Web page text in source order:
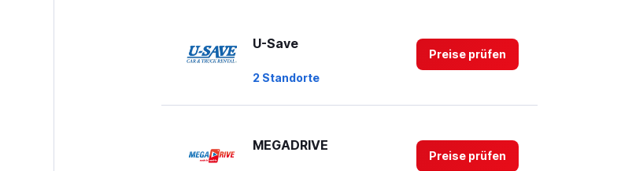
U-Save
2 Standorte
Preise prüfen
MEGADRIVE
Preise prüfen